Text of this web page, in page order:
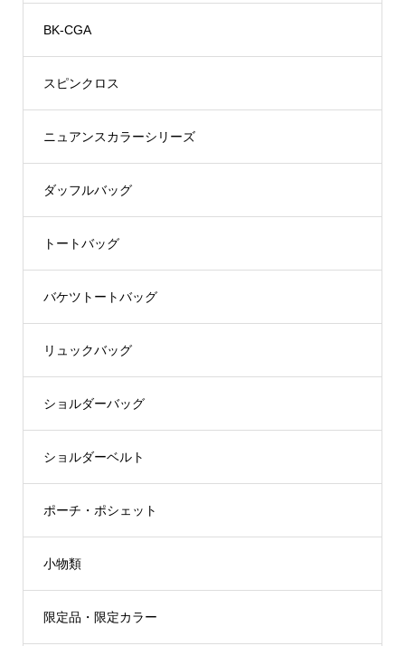
BK-CGA
スピンクロス
ニュアンスカラーシリーズ
ダッフルバッグ
トートバッグ
バケツトートバッグ
リュックバッグ
ショルダーバッグ
ショルダーベルト
ポーチ・ポシェット
小物類
限定品・限定カラー